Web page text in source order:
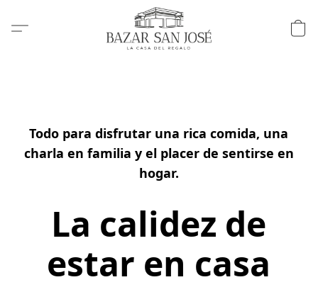
Todo para disfrutar una rica comida, una
charla en familia y el placer de sentirse en
hogar.
La calidez de
estar en casa